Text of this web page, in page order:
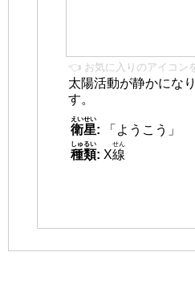
👈 お気に入りのアイコン
太陽活動が静かにな
す。
衛星
えいせい
:
「ようこう」
種類
しゅるい
: X線
せん